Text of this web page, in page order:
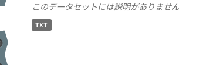
このデータセットには説明がありません
TXT